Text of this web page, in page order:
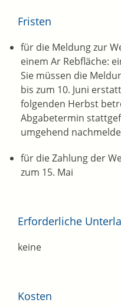
Fristen
für die Meldung zur
einem Ar Rebfläche:
Sie müssen die
bis zum 10. Juni
folgenden Herbst
Abgabetermin
umgehend
für die Zahlung der
zum 15. Mai
Erforderliche
keine
Kosten